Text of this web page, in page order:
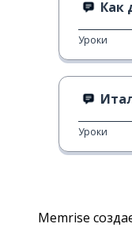
Memrise
Как
Уроки
Уроки